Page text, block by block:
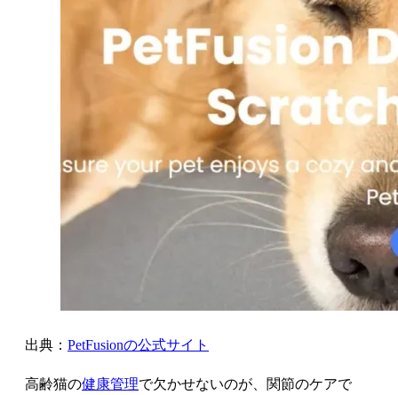
出典： PetFusionの公式サイト
高齢猫の健康管理で欠かせないのが、関節のケアで